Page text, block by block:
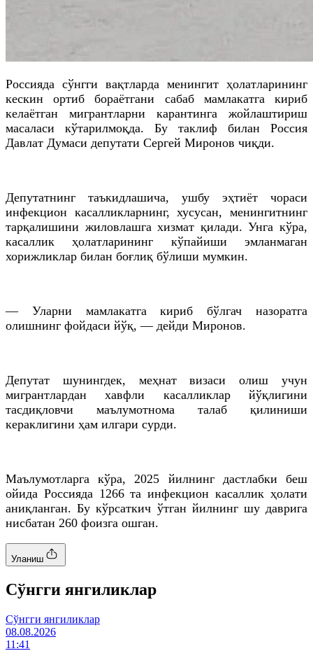
Россияда сўнгги вақтларда менингит ҳолатларининг
кескин ортиб бораётгани сабаб мамлакатга кириб
келаётган мигрантларни карантинга жойлаштириш
масаласи кўтарилмоқда. Бу таклиф билан Россия
Давлат Думаси депутати Сергей Миронов чиқди.
Депутатнинг таъкидлашича, ушбу эҳтиёт чораси
инфекцион касалликларнинг, хусусан, менингитнинг
тарқалишини жиловлашга хизмат қилади. Унга кўра,
касаллик ҳолатларининг кўпайиши эмланмаган
хорижликлар билан боғлиқ бўлиши мумкин.
— Уларни мамлакатга кириб бўлгач назоратга
олишнинг фойдаси йўқ, — дейди Миронов.
Депутат шунингдек, меҳнат визаси олиш учун
мигрантлардан хавфли касалликлар йўқлигини
тасдиқловчи маълумотнома талаб қилиниши
кераклигини ҳам илгари сурди.
Маълумотларга кўра, 2025 йилнинг дастлабки беш
ойида Россияда 1266 та инфекцион касаллик ҳолати
аниқланган. Бу кўрсаткич ўтган йилнинг шу даврига
нисбатан 260 фоизга ошган.
Уланиш
Cўнгги янгиликлар
Cўнгги янгиликлар
08.08.2026
11:41